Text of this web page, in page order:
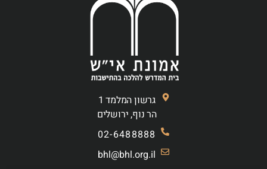
גרשון המלמד 1
הר נוף, ירושלים
02-6488888
bhl@bhl.org.il